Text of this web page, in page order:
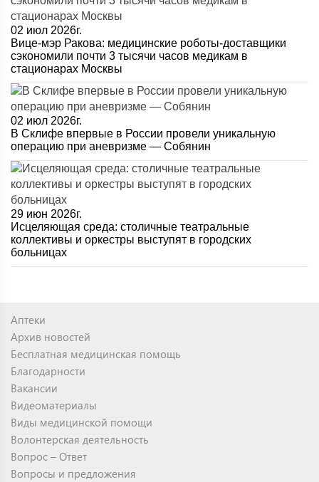
02 июл 2026г.
Вице-мэр Ракова: медицинские роботы-доставщики
сэкономили почти 3 тысячи часов медикам в
стационарах Москвы
02 июл 2026г.
В Склифе впервые в России провели уникальную
операцию при аневризме — Собянин
29 июн 2026г.
Исцеляющая среда: столичные театральные
коллективы и оркестры выступят в городских
больницах
Аптеки
Архив новостей
Бесплатная медицинская помощь
Благодарности
Вакансии
Видеоматериалы
Виды медицинской помощи
Волонтерская деятельность
Вопрос – Ответ
Вопросы и предложения